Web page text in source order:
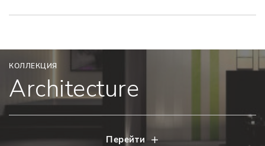
КОЛЛЕКЦИЯ
Architecture
Перейти